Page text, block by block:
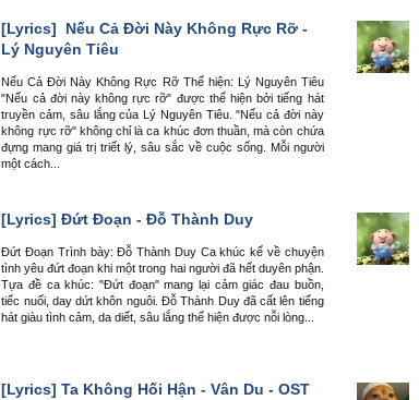
[Lyrics]
Nếu Cả Đời Này Không Rực Rỡ -
Lý Nguyên Tiêu
Nếu Cả Đời Này Không Rực Rỡ Thể hiện: Lý Nguyên Tiêu
"Nếu cả đời này không rực rỡ" được thể hiện bởi tiếng hát
truyền cảm, sâu lắng của Lý Nguyên Tiêu. "Nếu cả đời này
không rực rỡ" không chỉ là ca khúc đơn thuần, mà còn chứa
đựng mang giá trị triết lý, sâu sắc về cuộc sống. Mỗi người
một cách...
[Lyrics] Đứt Đoạn - Đỗ Thành Duy
Đứt Đoạn Trình bày: Đỗ Thành Duy Ca khúc kể về chuyện
tình yêu đứt đoạn khi một trong hai người đã hết duyên phận.
Tựa đề ca khúc: "Đứt đoạn" mang lại cảm giác đau buồn,
tiếc nuối, day dứt khôn nguôi. Đỗ Thành Duy đã cất lên tiếng
hát giàu tình cảm, da diết, sâu lắng thể hiện được nỗi lòng...
[Lyrics] Ta Không Hối Hận - Vân Du - OST